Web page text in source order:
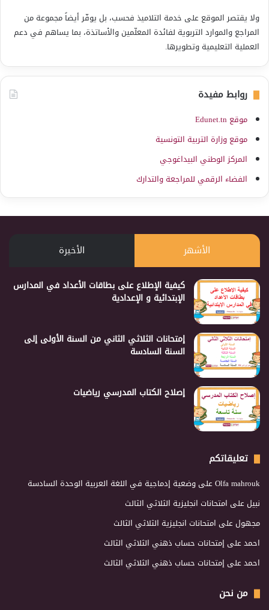
ولا يقتصر الموقع على خدمة التلاميذ فحسب، بل يوفّر أيضاً مجموعة من
المراجع والموارد التربوية لفائدة المعلّمين والأساتذة، بما يساهم في دعم
العملية التعليمية وتطويرها.
روابط مفيدة
موقع Edunet.tn
موقع وزارة التربية التونسية
المركز الوطني البيداغوجي
الفضاء الرقمي للمراجعة والتدارك
الأشهر الأخيرة
كيفية الإطلاع على بطاقات الأعداد في المدارس
الإبتدائية و الإعدادية
إمتحانات الثلاثي الثاني من السنة الأولى إلى
السنة السادسة
إصلاح الكتاب المدرسي رياضيات
تعليقاتكم
Olfa mahroukعلى وضعية إدماجية في اللغة العربية الوحدة السادسة
نبيلعلى امتحانات انجليزية الثلاثي الثالث
مجهولعلى امتحانات انجليزية الثلاثي الثالث
احمدعلى إمتحانات حساب ذهني الثلاثي الثالث
احمدعلى إمتحانات حساب ذهني الثلاثي الثالث
من نحن